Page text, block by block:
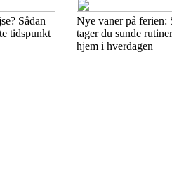
Sådan
tidspunkt
Nye vaner på ferien:
tager du sunde
hjem i hverdagen